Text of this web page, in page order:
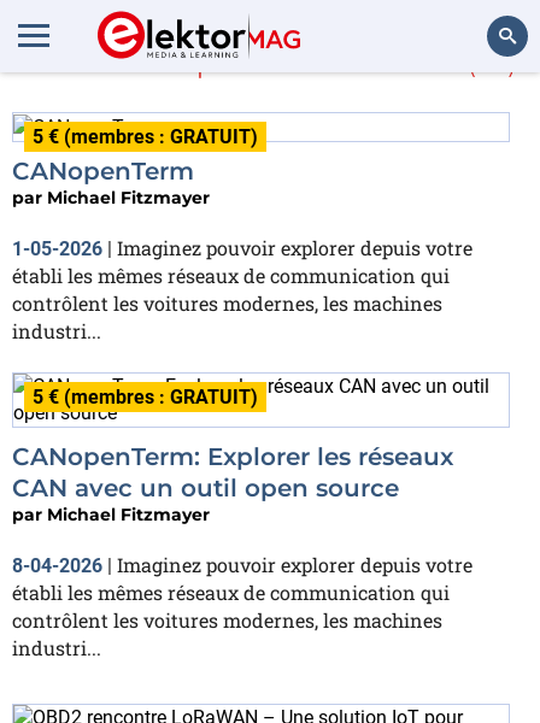
En savoir plus sur (14)
5 € (membres : GRATUIT)
CANopenTerm
par Michael Fitzmayer
1-05-2026 | Imaginez pouvoir explorer depuis votre
établi les mêmes réseaux de communication qui
contrôlent les voitures modernes, les machines
industri...
5 € (membres : GRATUIT)
CANopenTerm: Explorer les réseaux
CAN avec un outil open source
par Michael Fitzmayer
8-04-2026 | Imaginez pouvoir explorer depuis votre
établi les mêmes réseaux de communication qui
contrôlent les voitures modernes, les machines
industri...